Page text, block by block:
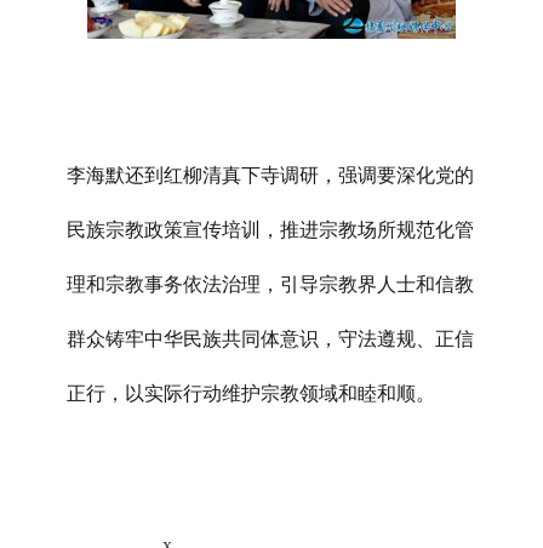
李海默还到红柳清真下寺调研，强调要深化党的
民族宗教政策宣传培训，推进宗教场所规范化管
理和宗教事务依法治理，引导宗教界人士和信教
群众铸牢中华民族共同体意识，守法遵规、正信
正行，以实际行动维护宗教领域和睦和顺。